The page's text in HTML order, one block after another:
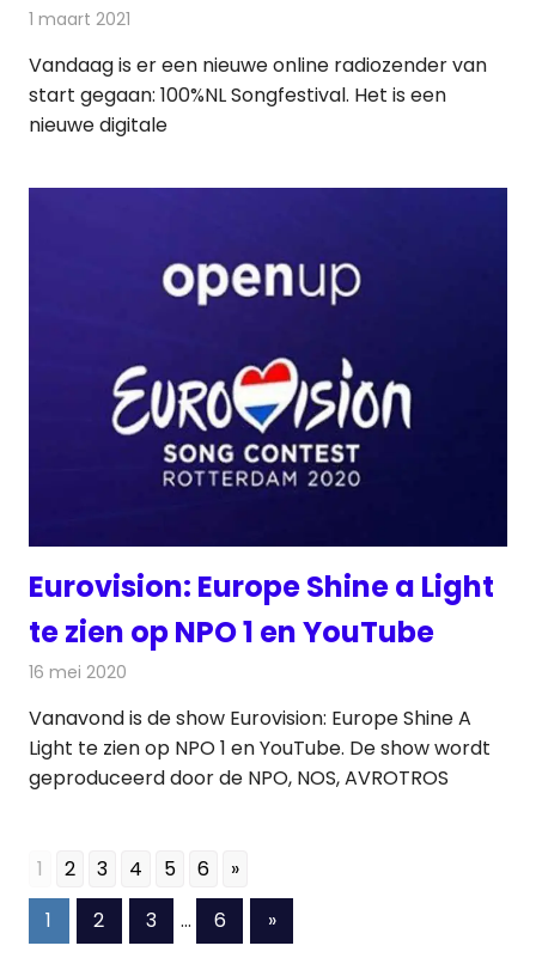
1 maart 2021
Vandaag is er een nieuwe online radiozender van
start gegaan: 100%NL Songfestival. Het is een
nieuwe digitale
Eurovision: Europe Shine a Light
te zien op NPO 1 en YouTube
16 mei 2020
Vanavond is de show Eurovision: Europe Shine A
Light te zien op NPO 1 en YouTube. De show wordt
geproduceerd door de NPO, NOS, AVROTROS
1 2 3 4 5 6 »
Berichten
1 2 3 … 6
Volgende
berichten
»